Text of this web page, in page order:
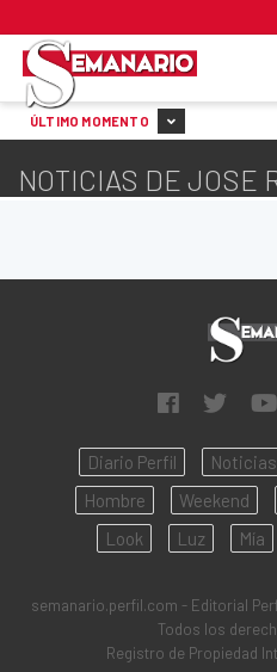
ÚLTIMO MOMENTO
NOTICIAS DE JOSE
Diario Perfil Noticias
Hombre
Weekend
Look
Luz Mía
semanario.perfil.com - Editorial
Todos los
Registro de Propiedad